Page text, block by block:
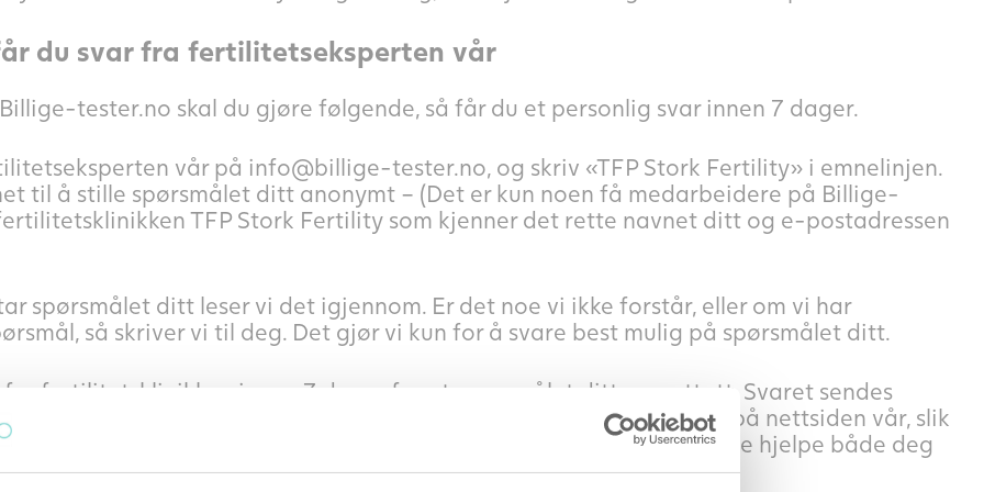
du svar fra fertilitetseksperten vår
tester.no skal du gjøre følgende, så får du et personlig svar innen 7 dager.
vår på info@billige-tester.no, og skriv «TFP Stork Fertility» i emnelinjen.
til å stille spørsmålet ditt anonymt – (Det er kun noen få medarbeidere på Billige-
TFP Stork Fertility som kjenner det rette navnet ditt og e-postadressen
spørsmålet ditt leser vi det igjennom. Er det noe vi ikke forstår, eller om vi har
så skriver vi til deg. Det gjør vi kun for å svare best mulig på spørsmålet ditt.
fra fertilitetsklinikken innen 7 dager fra at spørsmålet ditt er mottatt. Svaret sendes
din. Deretter blir spørsmål og svar anonymiserte, og legges ut på nettsiden vår, slik
og par også kan få glede av svaret. På den måten håper vi å kunne hjelpe både deg